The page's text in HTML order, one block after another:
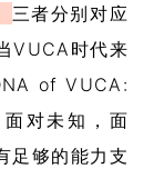
三者分别对应
VUCA时代来
of VUCA:
对未知，面
足够的能力支